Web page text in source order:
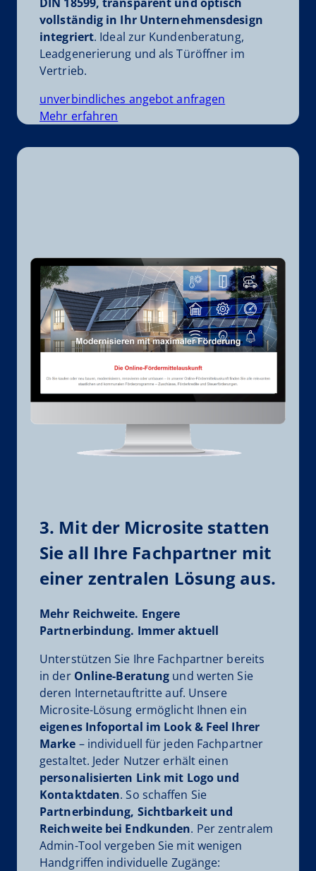
vollständig in Ihr Unternehmensdesign
integriert. Ideal zur Kundenberatung,
Leadgenerierung und als Türöffner im
Vertrieb.
unverbindliches angebot anfragen
Mehr erfahren
3. Mit der Microsite statten
Sie all Ihre Fachpartner mit
einer zentralen Lösung aus.
Mehr Reichweite. Engere
Partnerbindung. Immer aktuell
Unterstützen Sie Ihre Fachpartner bereits
in der Online-Beratung und werten Sie
deren Internetauftritte auf. Unsere
Microsite-Lösung ermöglicht Ihnen ein
eigenes Infoportal im Look & Feel Ihrer
Marke – individuell für jeden Fachpartner
gestaltet. Jeder Nutzer erhält einen
personalisierten Link mit Logo und
Kontaktdaten. So schaffen Sie
Partnerbindung, Sichtbarkeit und
Reichweite bei Endkunden. Per zentralem
Admin-Tool vergeben Sie mit wenigen
Handgriffen individuelle Zugänge: